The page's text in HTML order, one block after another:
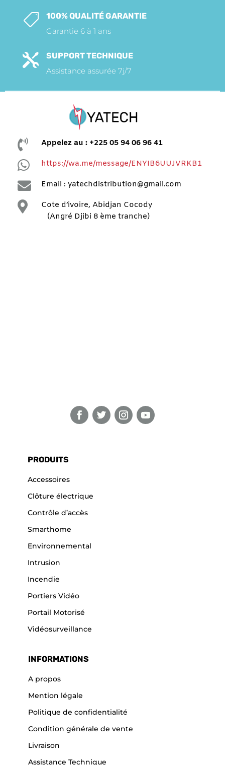

100% QUALITÉ GARANTIE
Garantie 6 à 1 ans

SUPPORT TECHNIQUE
Assistance assurée 7j/7
 Appelez au : +225 05 94 06 96 41
 https://wa.me/message/ENYIB6UUJVRKB1
 Email : yatechdistribution@gmail.com

Cote d’ivoire, Abidjan Cocody
(Angré Djibi 8 ème tranche)
PRODUITS
Accessoires
Clôture électrique
Contrôle d’accès
Smarthome
Environnemental
Intrusion
Incendie
Portiers Vidéo
Portail Motorisé
Vidéosurveillance
INFORMATIONS
A propos
Mention légale
Politique de confidentialité
Condition générale de vente
Livraison
Assistance Technique